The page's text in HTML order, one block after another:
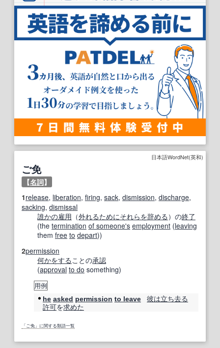
日本語WordNet(英和)
ご免
【名詞】
1release, liberation, firing, sack, dismission, discharge,
sacking, dismissal
誰かの雇用 （外れるためにそれらを辞める ）の終了
(the termination of someone's employment (leaving
them free to depart))
2permission
何かをする ことの承認
(approval to do something)
用例
he asked permission to leave 彼は立ち去る
許可を求めた
「ご免」に関する類語一覧